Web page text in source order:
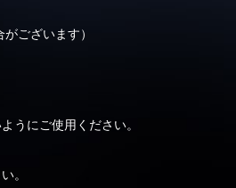
ございます）
うにご使用ください。
。